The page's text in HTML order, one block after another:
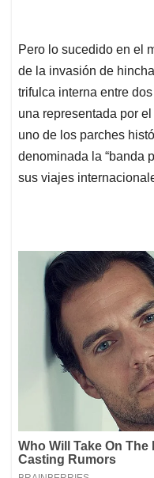
Pero lo sucedido en el
de la invasión de
trifulca interna entre
una representada por
uno de los parches
denominada la “banda
sus viajes